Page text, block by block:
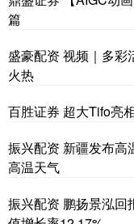
篇
盛豪配资 视频｜多
火热
百胜证券 超大Tifo亮
振兴配资 新疆发布
高温天气
振兴配资 鹏扬景泓回